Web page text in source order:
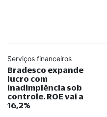
Serviços financeiros
Bradesco expande
lucro com
inadimplência sob
controle. ROE vai a
16,2%